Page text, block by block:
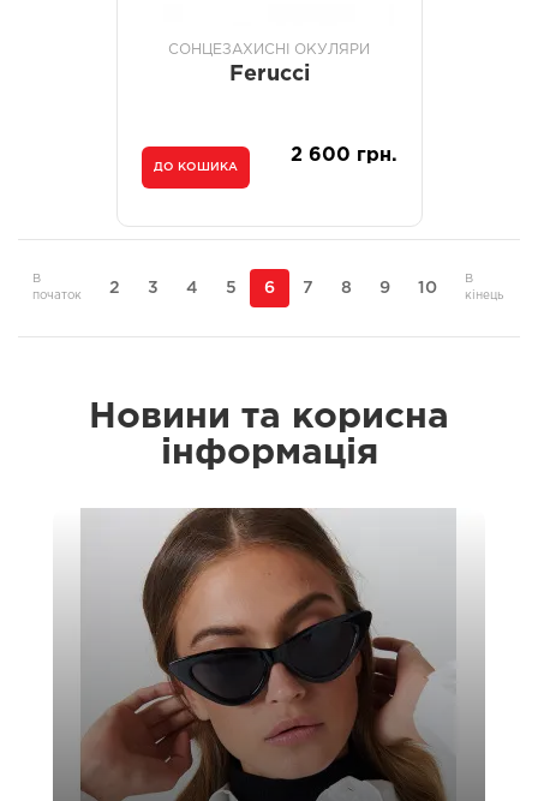
СОНЦЕЗАХИСНІ ОКУЛЯРИ
Ferucci
ДО КОШИКА
2 600 грн.
В
початок
2 3 4 5 6 7 8 9 10
В
кінець
Новини та корисна
інформація